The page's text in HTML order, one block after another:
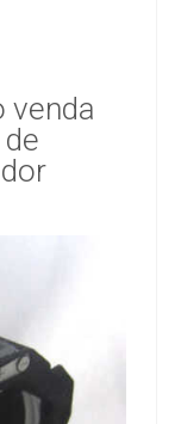
venda